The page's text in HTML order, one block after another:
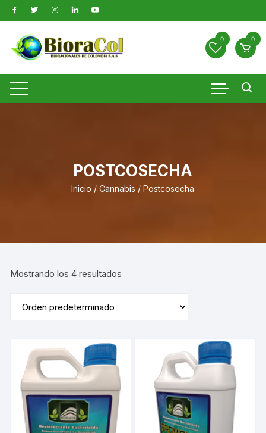
Saltar
al
contenido
0 0
POSTCOSECHA
Inicio /Cannabis / Postcosecha
Mostrando los 4 resultados